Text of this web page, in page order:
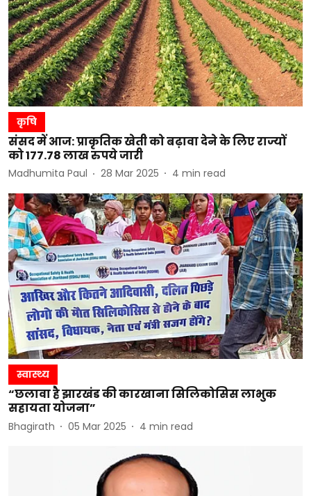
कृषि
संसद में आज: प्राकृतिक खेती को बढ़ावा देने के लिए राज्यों
को 177.78 लाख रुपये जारी
Madhumita Paul 28 Mar 2025 4 min read
स्वास्थ्य
“छलावा है झारखंड की कारखाना सिलिकोसिस लाभुक
सहायता योजना”
Bhagirath 05 Mar 2025 4 min read